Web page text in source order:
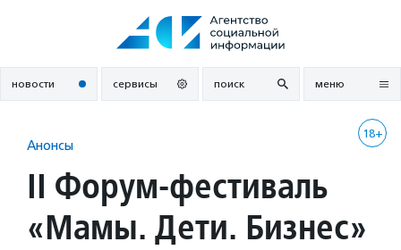
новости сервисы поиск меню
18+
Анонсы
II Форум-фестиваль
«Мамы. Дети. Бизнес»